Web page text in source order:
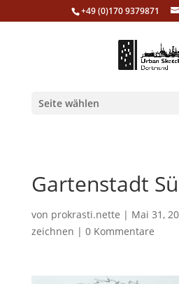
+49 (0)170 9379871
Seite wählen
Gartenstadt
von prokrasti.nette | Mai 31,
zeichnen | 0 Kommentare